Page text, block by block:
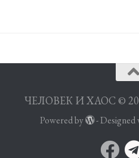
ЧЕЛОВЕК И ХАОС ©
Powered by -